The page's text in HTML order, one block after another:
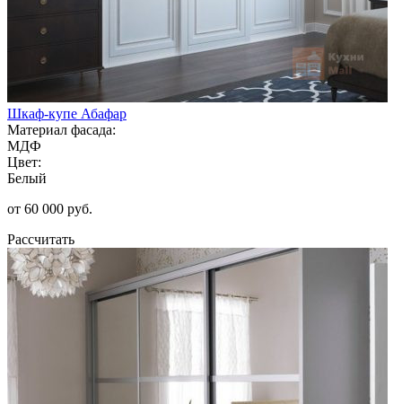
Шкаф-купе Абафар
Материал фасада:
МДФ
Цвет:
Белый
от 60 000 руб.
Рассчитать